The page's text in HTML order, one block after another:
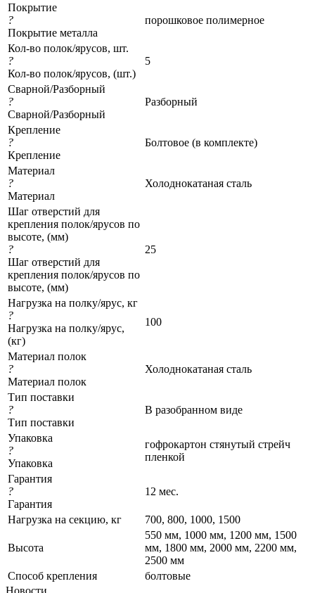
Покрытие
?
Покрытие металла
порошковое полимерное
Кол-во полок/ярусов, шт.
?
Кол-во полок/ярусов, (шт.)
5
Сварной/Разборный
?
Сварной/Разборный
Разборный
Крепление
?
Крепление
Болтовое (в комплекте)
Материал
?
Материал
Холоднокатаная сталь
Шаг отверстий для
крепления полок/ярусов по
высоте, (мм)
?
Шаг отверстий для
крепления полок/ярусов по
высоте, (мм)
25
Нагрузка на полку/ярус, кг
?
Нагрузка на полку/ярус,
(кг)
100
Материал полок
?
Материал полок
Холоднокатаная сталь
Тип поставки
?
Тип поставки
В разобранном виде
Упаковка
?
Упаковка
гофрокартон стянутый стрейч
пленкой
Гарантия
?
Гарантия
12 мес.
Нагрузка на секцию, кг 700, 800, 1000, 1500
Высота
550 мм, 1000 мм, 1200 мм, 1500
мм, 1800 мм, 2000 мм, 2200 мм,
2500 мм
Cпособ крепления
болтовые
Новости